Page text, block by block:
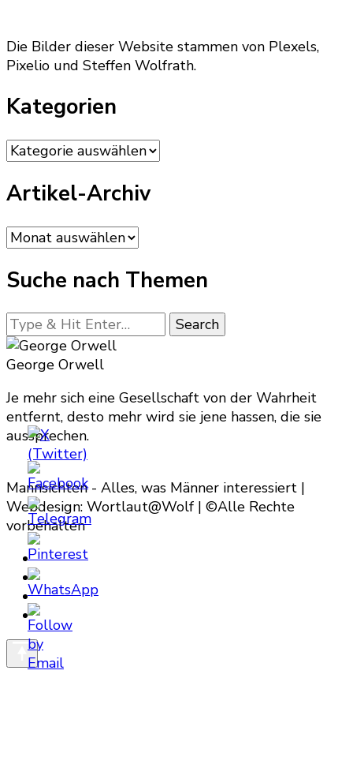
Die Bilder dieser Website stammen von Plexels,
Pixelio und Steffen Wolfrath.
Kategorien
Kategorien
Artikel-Archiv
Artikel-
Archiv
Suche nach Themen
Looking
for
Something?
George Orwell
Je mehr sich eine Gesellschaft von der Wahrheit
entfernt, desto mehr wird sie jene hassen, die sie
aussprechen.
Mannsichten - Alles, was Männer interessiert |
Webdesign: Wortlaut@Wolf | ©Alle Rechte
vorbehalten